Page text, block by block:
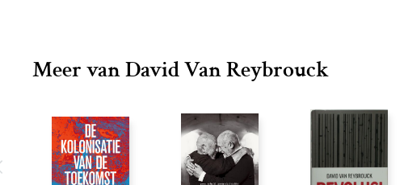
Meer van David Van Reybrouck